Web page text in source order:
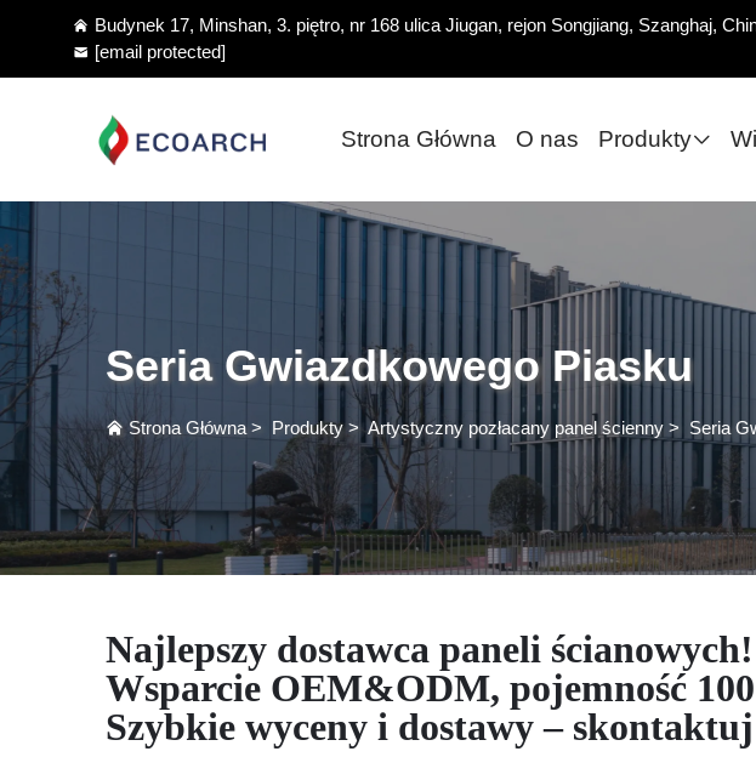
Budynek 17, Minshan, 3. piętro, nr 168 ulica Jiugan, rejon Songjiang, Szanghaj,
[email protected]
Strona Główna O nas Produkty
Seria Gwiazdkowego Piasku
Strona Główna > Produkty>Artystyczny pozłacany panel ścienny > Seria
Najlepszy dostawca paneli
Wsparcie OEM&ODM, pojemność
Szybkie wyceny i dostawy –